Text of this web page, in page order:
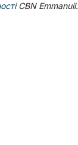
CBN Emmanuil.